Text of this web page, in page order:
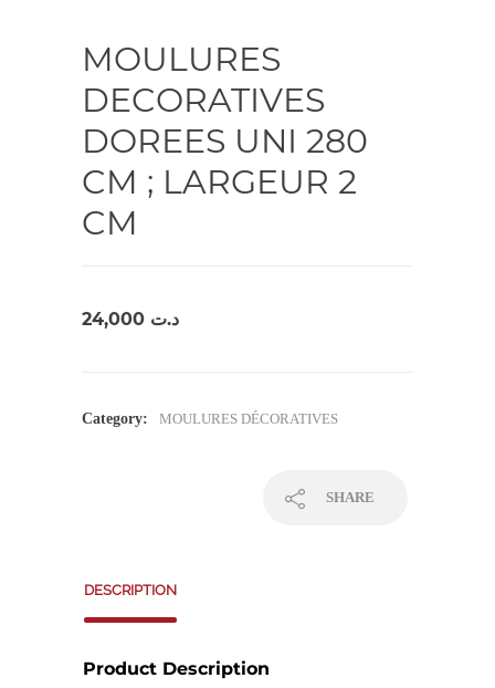
MOULURES
DECORATIVES
DOREES UNI 280
CM ; LARGEUR 2
CM
د.ت
Category: MOULURES DÉCORATIVES
SHARE
DESCRIPTION
Product Description